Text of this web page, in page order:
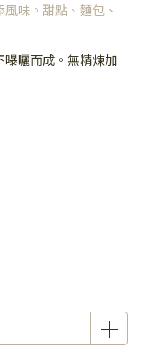
味。甜點、麵包、
曬而成。無精煉加